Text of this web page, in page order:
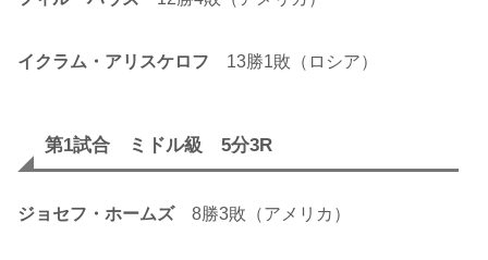
イクラム・アリスケロフ 13勝1敗（ロシア）
第1試合 ミドル級 5分3R
ジョセフ・ホームズ8勝3敗（アメリカ）